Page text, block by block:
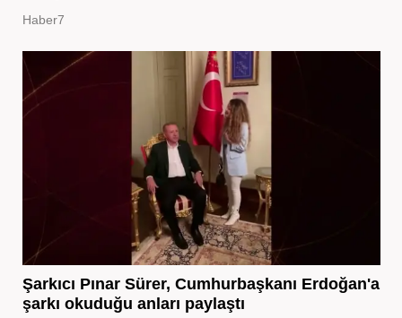
Haber7
Şarkıcı Pınar Sürer, Cumhurbaşkanı Erdoğan'a
şarkı okuduğu anları paylaştı